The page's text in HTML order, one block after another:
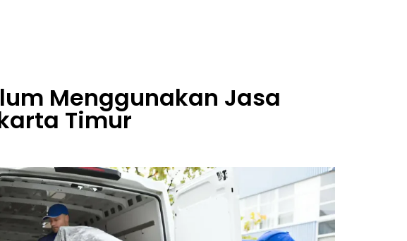
Menggunakan Jasa
Timur